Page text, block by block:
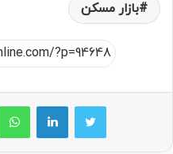
بازار مسکن